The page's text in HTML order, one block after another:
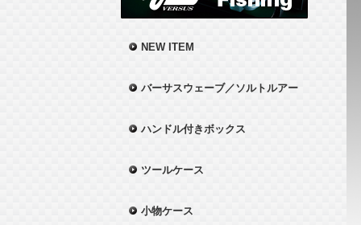
NEW ITEM
バーサスウェーブ／ソルトルアー
ハンドル付きボックス
ツールケース
小物ケース